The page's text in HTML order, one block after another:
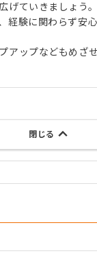
げていきましょう
経験に関わらず安
アップなどもめざせ
閉じる